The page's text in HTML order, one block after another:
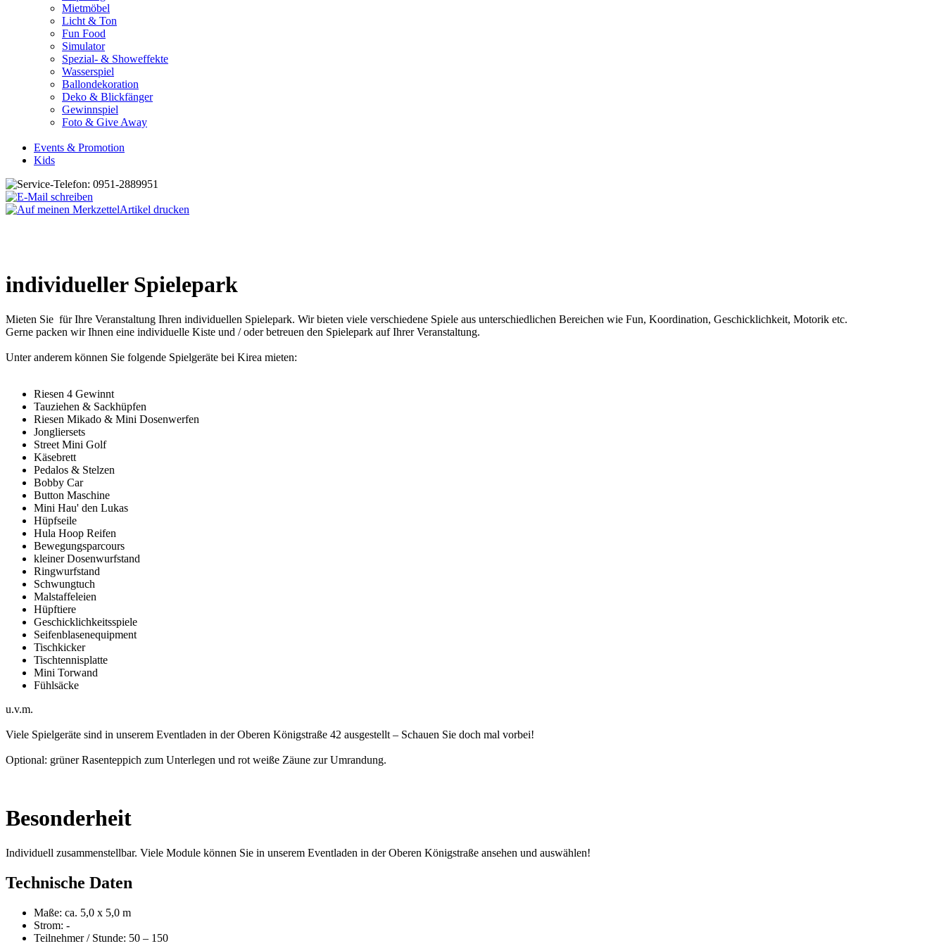
Mietmöbel
Licht & Ton
Fun Food
Simulator
Spezial- & Showeffekte
Wasserspiel
Ballondekoration
Deko & Blickfänger
Gewinnspiel
Foto & Give Away
Events & Promotion
Kids
Artikel drucken
individueller Spielepark
Mieten Sie für Ihre Veranstaltung Ihren individuellen Spielepark. Wir bieten viele verschiedene Spiele aus unterschiedlichen Bereichen wie Fun, Koordination, Geschicklichkeit, Motorik etc.
Gerne packen wir Ihnen eine individuelle Kiste und / oder betreuen den Spielepark auf Ihrer Veranstaltung.
Unter anderem können Sie folgende Spielgeräte bei Kirea mieten:
Riesen 4 Gewinnt
Tauziehen & Sackhüpfen
Riesen Mikado & Mini Dosenwerfen
Jongliersets
Street Mini Golf
Käsebrett
Pedalos & Stelzen
Bobby Car
Button Maschine
Mini Hau' den Lukas
Hüpfseile
Hula Hoop Reifen
Bewegungsparcours
kleiner Dosenwurfstand
Ringwurfstand
Schwungtuch
Malstaffeleien
Hüpftiere
Geschicklichkeitsspiele
Seifenblasenequipment
Tischkicker
Tischtennisplatte
Mini Torwand
Fühlsäcke
u.v.m.
Viele Spielgeräte sind in unserem Eventladen in der Oberen Königstraße 42 ausgestellt – Schauen Sie doch mal vorbei!
Optional: grüner Rasenteppich zum Unterlegen und rot weiße Zäune zur Umrandung.
Besonderheit
Individuell zusammenstellbar. Viele Module können Sie in unserem Eventladen in der Oberen Königstraße ansehen und auswählen!
Technische Daten
Maße: ca. 5,0 x 5,0 m
Strom: -
Teilnehmer / Stunde: 50 – 150